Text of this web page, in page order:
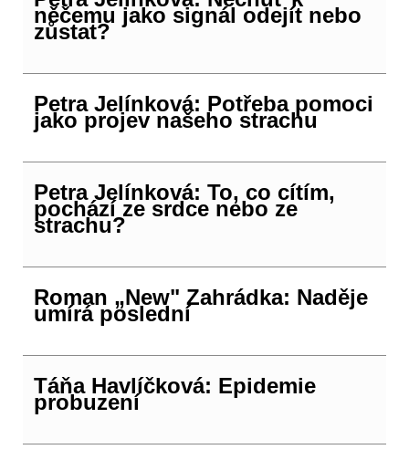
něčemu jako signál odejít nebo
zůstat?
Petra Jelínková: Potřeba pomoci
jako projev našeho strachu
Petra Jelínková: To, co cítím,
pochází ze srdce nebo ze
strachu?
Roman „New" Zahrádka: Naděje
umírá poslední
Táňa Havlíčková: Epidemie
probuzení